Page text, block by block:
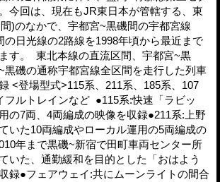
今回は、現在もJR東日本が管轄する、東
)のなかで、宇都宮~黒磯間の宇都宮線
の日光線の2路線を1998年頃から最近まで
す。 東北本線の直流区間、宇都宮~黒
黒磯の通称宇都宮線全区間を走行した列車
<登場型式>115系、211系、185系、107
フルトレインなど ●115系:快速「ラビッ
の7両、4両編成の映像を収録●211系:上野
いた10両編成やローカル運用の5両編成の
年まで黒磯~新宿で田町車両センター所
いた、通勤緩和を目的とした「おはよう
録●フェアウェイ:共にムーンライトの間合